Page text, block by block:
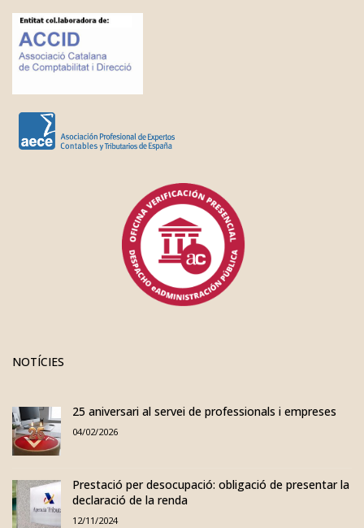
NOTÍCIES
25 aniversari al servei de professionals i empreses
04/02/2026
Prestació per desocupació: obligació de presentar la
declaració de la renda
12/11/2024